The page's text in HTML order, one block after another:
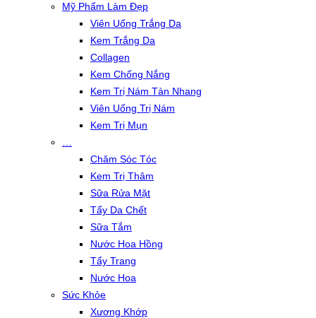
Mỹ Phẩm Làm Đẹp
Viên Uống Trắng Da
Kem Trắng Da
Collagen
Kem Chống Nắng
Kem Trị Nám Tàn Nhang
Viên Uống Trị Nám
Kem Trị Mụn
Chăm Sóc Tóc
Kem Trị Thâm
Sữa Rửa Mặt
Tẩy Da Chết
Sữa Tắm
Nước Hoa Hồng
Tẩy Trang
Nước Hoa
Sức Khỏe
Xương Khớp